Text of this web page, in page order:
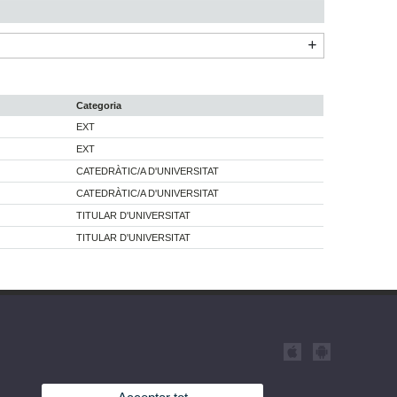
Categoria
EXT
EXT
CATEDRÀTIC/A D'UNIVERSITAT
CATEDRÀTIC/A D'UNIVERSITAT
TITULAR D'UNIVERSITAT
TITULAR D'UNIVERSITAT